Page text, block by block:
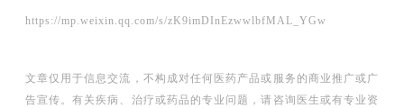
https://mp.weixin.qq.com/s/zK9imDInEzwwlbfMAL_YGw
文章仅用于信息交流，不构成对任何医药产品或服务的商业推广或广
告宣传。有关疾病、治疗或药品的专业问题，请咨询医生或有专业资